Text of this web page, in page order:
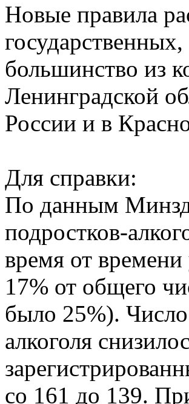
Новые правила
большинство из
Ленинградской
России и в
Для справки:
По данным
подростков-
время от
17% от общего
было 25%). Число
алкоголя
со 161 до 139.